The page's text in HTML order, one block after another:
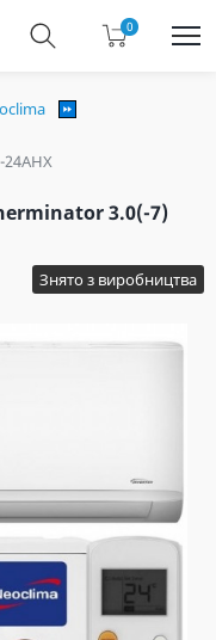
0
3.0(-7)
Знято з виробництва